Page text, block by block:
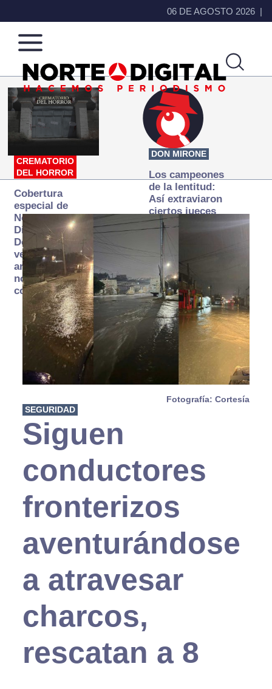
06 DE AGOSTO 2026
Norte
de
Ciudad
Más
que
noticias,
hacemos periodismo
CREMATORIO
DEL HORROR
Cobertura
especial de
Norte
Digital:
Donde la
verdad
arde… pero
no se
consume
DON MIRONE
Los campeones
de la lentitud:
Así extraviaron
ciertos jueces
la justicia
expedita
Fotografía: Cortesía
SEGURIDAD
Siguen
conductores
fronterizos
aventurándose
a atravesar
charcos,
rescatan a 8